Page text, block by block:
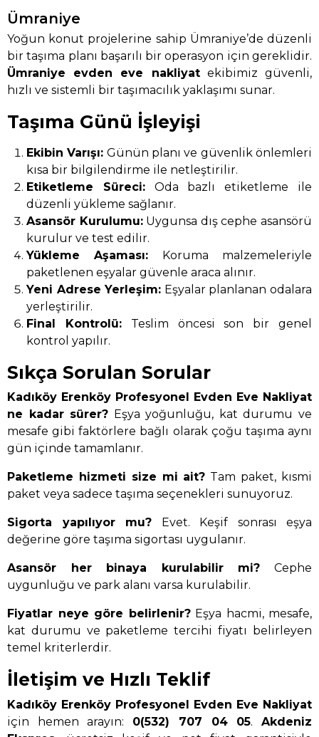
Ümraniye
Yoğun konut projelerine sahip Ümraniye’de düzenli
bir taşıma planı başarılı bir operasyon için gereklidir.
Ümraniye evden eve nakliyatekibimiz güvenli,
hızlı ve sistemli bir taşımacılık yaklaşımı sunar.
Taşıma Günü İşleyişi
Ekibin Varışı: Günün planı ve güvenlik önlemleri
kısa bir bilgilendirme ile netleştirilir.
Etiketleme Süreci:Oda bazlı etiketleme ile
düzenli yükleme sağlanır.
Asansör Kurulumu:Uygunsa dış cephe asansörü
kurulur ve test edilir.
Yükleme Aşaması: Koruma malzemeleriyle
paketlenen eşyalar güvenle araca alınır.
Yeni Adrese Yerleşim: Eşyalar planlanan odalara
yerleştirilir.
Final Kontrolü: Teslim öncesi son bir genel
kontrol yapılır.
Sıkça Sorulan Sorular
Kadıköy Erenköy Profesyonel Evden Eve Nakliyat
ne kadar sürer? Eşya yoğunluğu, kat durumu ve
mesafe gibi faktörlere bağlı olarak çoğu taşıma aynı
gün içinde tamamlanır.
Paketleme hizmeti size mi ait? Tam paket, kısmi
paket veya sadece taşıma seçenekleri sunuyoruz.
Sigorta yapılıyor mu? Evet. Keşif sonrası eşya
değerine göre taşıma sigortası uygulanır.
Asansör her binaya kurulabilir mi? Cephe
uygunluğu ve park alanı varsa kurulabilir.
Fiyatlar neye göre belirlenir?Eşya hacmi, mesafe,
kat durumu ve paketleme tercihi fiyatı belirleyen
temel kriterlerdir.
İletişim ve Hızlı Teklif
Kadıköy Erenköy Profesyonel Evden Eve Nakliyat
için hemen arayın: 0(532) 707 04 05.Akdeniz